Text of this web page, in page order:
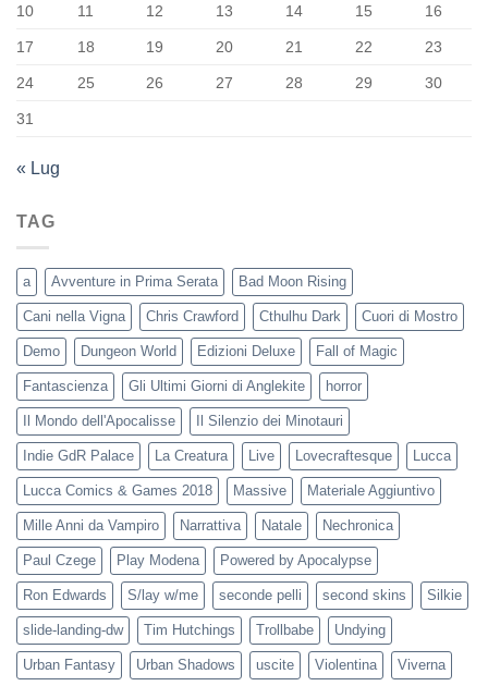
10 11 12 13 14 15 16
17 18 19 20 21 22 23
24 25 26 27 28 29 30
31
« Lug
TAG
a Avventure in Prima Serata Bad Moon Rising
Cani nella Vigna Chris Crawford Cthulhu Dark Cuori di Mostro
Demo Dungeon World Edizioni Deluxe Fall of Magic
Fantascienza Gli Ultimi Giorni di Anglekite horror
Il Mondo dell'Apocalisse Il Silenzio dei Minotauri
Indie GdR Palace La Creatura Live Lovecraftesque Lucca
Lucca Comics & Games 2018 Massive Materiale Aggiuntivo
Mille Anni da Vampiro Narrattiva Natale Nechronica
Paul Czege Play Modena Powered by Apocalypse
Ron Edwards S/lay w/me seconde pelli second skins Silkie
slide-landing-dw Tim Hutchings Trollbabe Undying
Urban Fantasy Urban Shadows uscite Violentina Viverna